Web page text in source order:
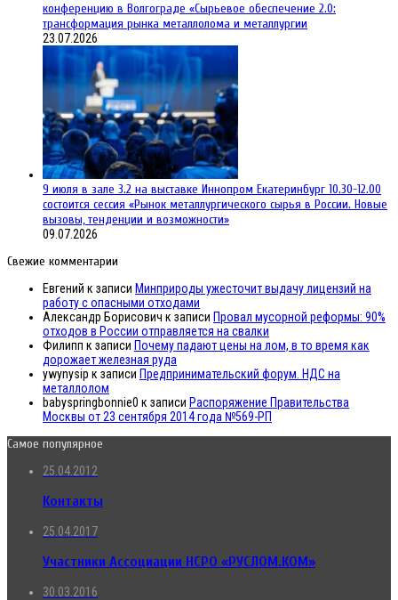
конференцию в Волгограде «Сырьевое обеспечение 2.0:
трансформация рынка металлолома и металлургии
23.07.2026
9 июля в зале 3.2 на выставке Иннопром Екатеринбург 10.30-12.00
состоится сессия «Рынок металлургического сырья в России. Новые
вызовы, тенденции и возможности»
09.07.2026
Свежие комментарии
Евгений к записи Минприроды ужесточит выдачу лицензий на
работу с опасными отходами
Александр Борисович к записи Провал мусорной реформы: 90%
отходов в России отправляется на свалки
Филипп к записи Почему падают цены на лом, в то время как
дорожает железная руда
ywynysip к записи Предпринимательский форум. НДС на
металлолом
babyspringbonnie0 к записи Распоряжение Правительства
Москвы от 23 сентября 2014 года №569-РП
Самое популярное
25.04.2012
Контакты
25.04.2017
Участники Ассоциации НСРО «РУСЛОМ.КОМ»
30.03.2016